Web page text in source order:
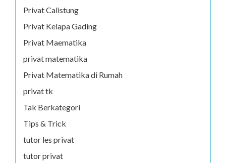
Privat Calistung
Privat Kelapa Gading
Privat Maematika
privat matematika
Privat Matematika di Rumah
privat tk
Tak Berkategori
Tips & Trick
tutor les privat
tutor privat